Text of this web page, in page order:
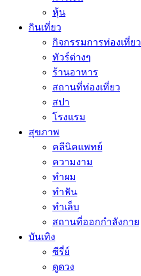
หุ้น
กินเที่ยว
กิจกรรมการท่องเที่ยว
ทัวร์ต่างๆ
ร้านอาหาร
สถานที่ท่องเที่ยว
สปา
โรงแรม
สุขภาพ
คลีนิคแพทย์
ความงาม
ทำผม
ทำฟัน
ทำเล็บ
สถานที่ออกกำลังกาย
บันเทิง
ซีรี่ย์
ดูดวง